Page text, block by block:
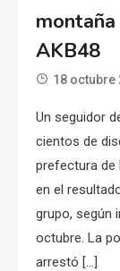
AKB48
18 octubre
Un seguidor
cientos de
prefectura de
en el
grupo, según
octubre. La
arrestó […]